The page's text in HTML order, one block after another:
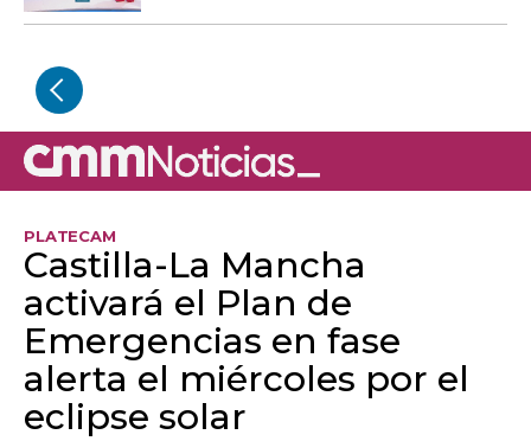
PLATECAM
Castilla-La Mancha
activará el Plan de
Emergencias en fase
alerta el miércoles por el
eclipse solar